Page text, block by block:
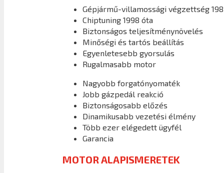
Gépjármű-villamossági végzettség
Chiptuning 1998 óta
Biztonságos teljesítménynövelés
Minőségi és tartós beállítás
Egyenletesebb gyorsulás
Rugalmasabb motor
Nagyobb forgatónyomaték
Jobb gázpedál reakció
Biztonságosabb előzés
Dinamikusabb vezetési élmény
Több ezer elégedett ügyfél
Garancia
MOTOR ALAPISMERETEK